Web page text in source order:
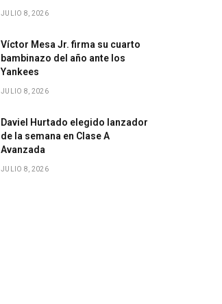
JULIO 8, 2026
Víctor Mesa Jr. firma su cuarto
bambinazo del año ante los
Yankees
JULIO 8, 2026
Daviel Hurtado elegido lanzador
de la semana en Clase A
Avanzada
JULIO 8, 2026